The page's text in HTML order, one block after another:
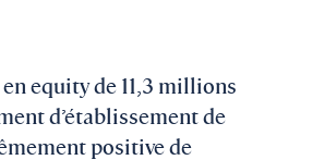
equity de 11,3 millions
d’établissement de
positive de